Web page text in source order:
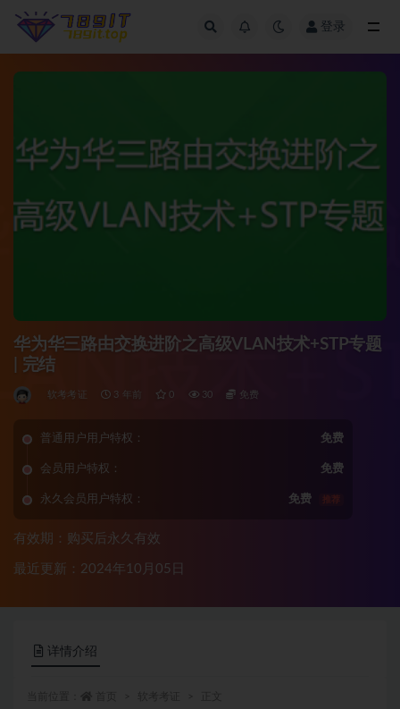
登录
华为华三路由交换进阶之高级VLAN技术+STP专题
| 完结
软考考证 3 年前 0 30 免费
普通用户用户特权： 免费
会员用户特权： 免费
永久会员用户特权： 免费 推荐
有效期：购买后永久有效
最近更新：2024年10月05日
详情介绍